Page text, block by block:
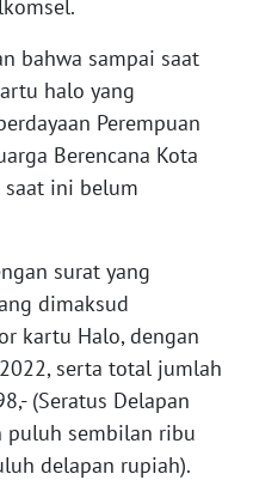
bahwa sampai saat
halo yang
Perempuan
Berencana Kota
saat ini belum
surat yang
dimaksud
kartu Halo, dengan
serta total jumlah
(Seratus Delapan
puluh sembilan ribu
delapan rupiah).